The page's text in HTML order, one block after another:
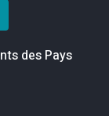
des Pays